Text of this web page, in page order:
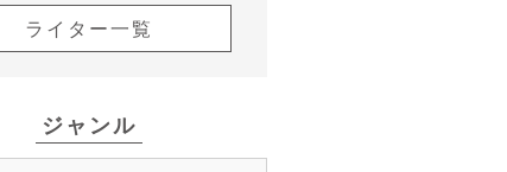
ライター一覧
ジャンル